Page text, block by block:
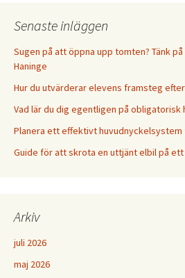
Senaste inläggen
Sugen på att öppna upp tomten? Tänk
Haninge
Hur du utvärderar elevens framsteg
Vad lär du dig egentligen på obligatorisk
Planera ett effektivt
Guide för att skrota en uttjänt elbil på
Arkiv
juli 2026
maj 2026